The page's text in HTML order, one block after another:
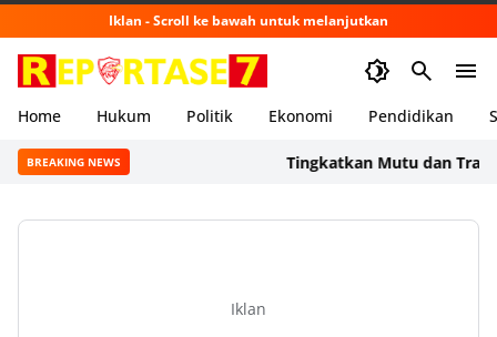
Iklan - Scroll ke bawah untuk melanjutkan
Home Hukum Politik Ekonomi Pendidikan
BREAKING NEWS Tingkatkan Mutu dan
Iklan